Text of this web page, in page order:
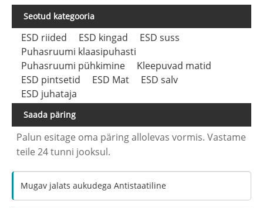
Seotud kategooria
ESD riided ESD kingad
ESD suss
Puhasruumi klaasipuhasti
Puhasruumi pühkimine
Kleepuvad matid
ESD pintsetid
ESD Mat
ESD salv
ESD juhataja
Saada päring
Palun esitage oma päring allolevas vormis. Vastame
teile 24 tunni jooksul.